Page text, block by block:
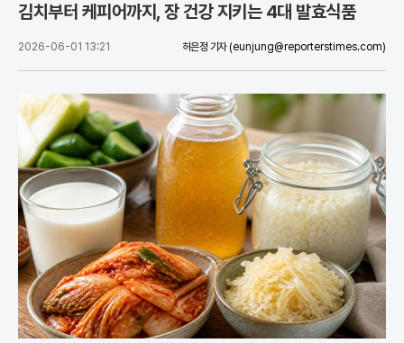
김치부터 케피어까지, 장 건강 지키는 4대 발효식품
2026-06-01 13:21 허은정 기자 (eunjung@reporterstimes.com)